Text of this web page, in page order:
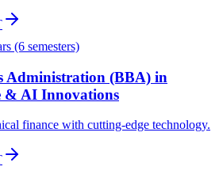
(6 semesters)
Administration (BBA) in
& AI Innovations
finance with cutting-edge technology.